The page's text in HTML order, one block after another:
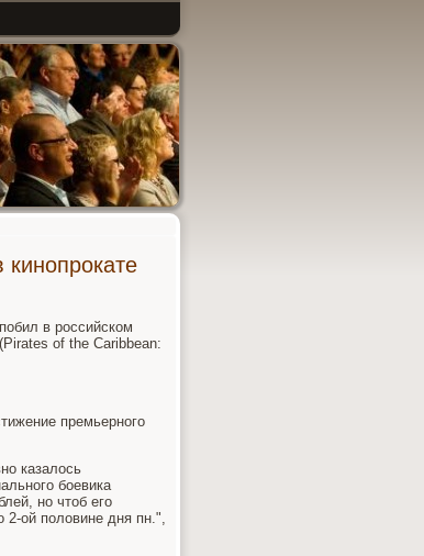
в российском
of the Caribbean:
премьерного
казалось
боевика
но чтоб его
2-ой половине дня пн.",